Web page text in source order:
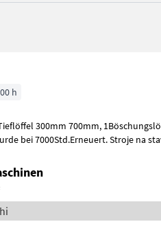
h
300mm 700mm,
1200mm.Hydraulikpumpe wurde